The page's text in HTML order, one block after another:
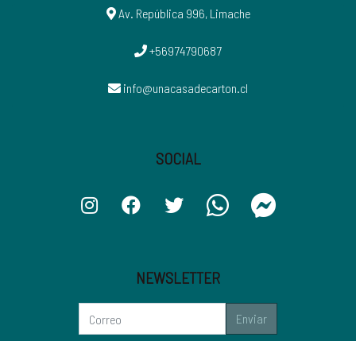
Av. República 996, Limache
+56974790687
info@unacasadecarton.cl
SOCIAL
NEWSLETTER
Enviar